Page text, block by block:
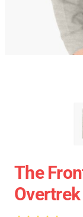
The
Overtrek